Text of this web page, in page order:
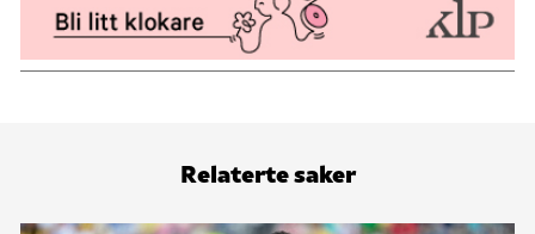
Relaterte saker